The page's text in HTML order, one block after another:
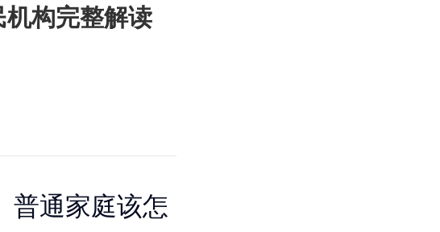
机构完整解读
普通家庭该怎